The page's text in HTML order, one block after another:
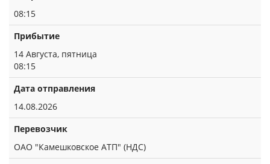
08:15
Прибытие
14 Августа, пятница
08:15
Дата отправления
14.08.2026
Перевозчик
ОАО "Камешковское АТП" (НДС)